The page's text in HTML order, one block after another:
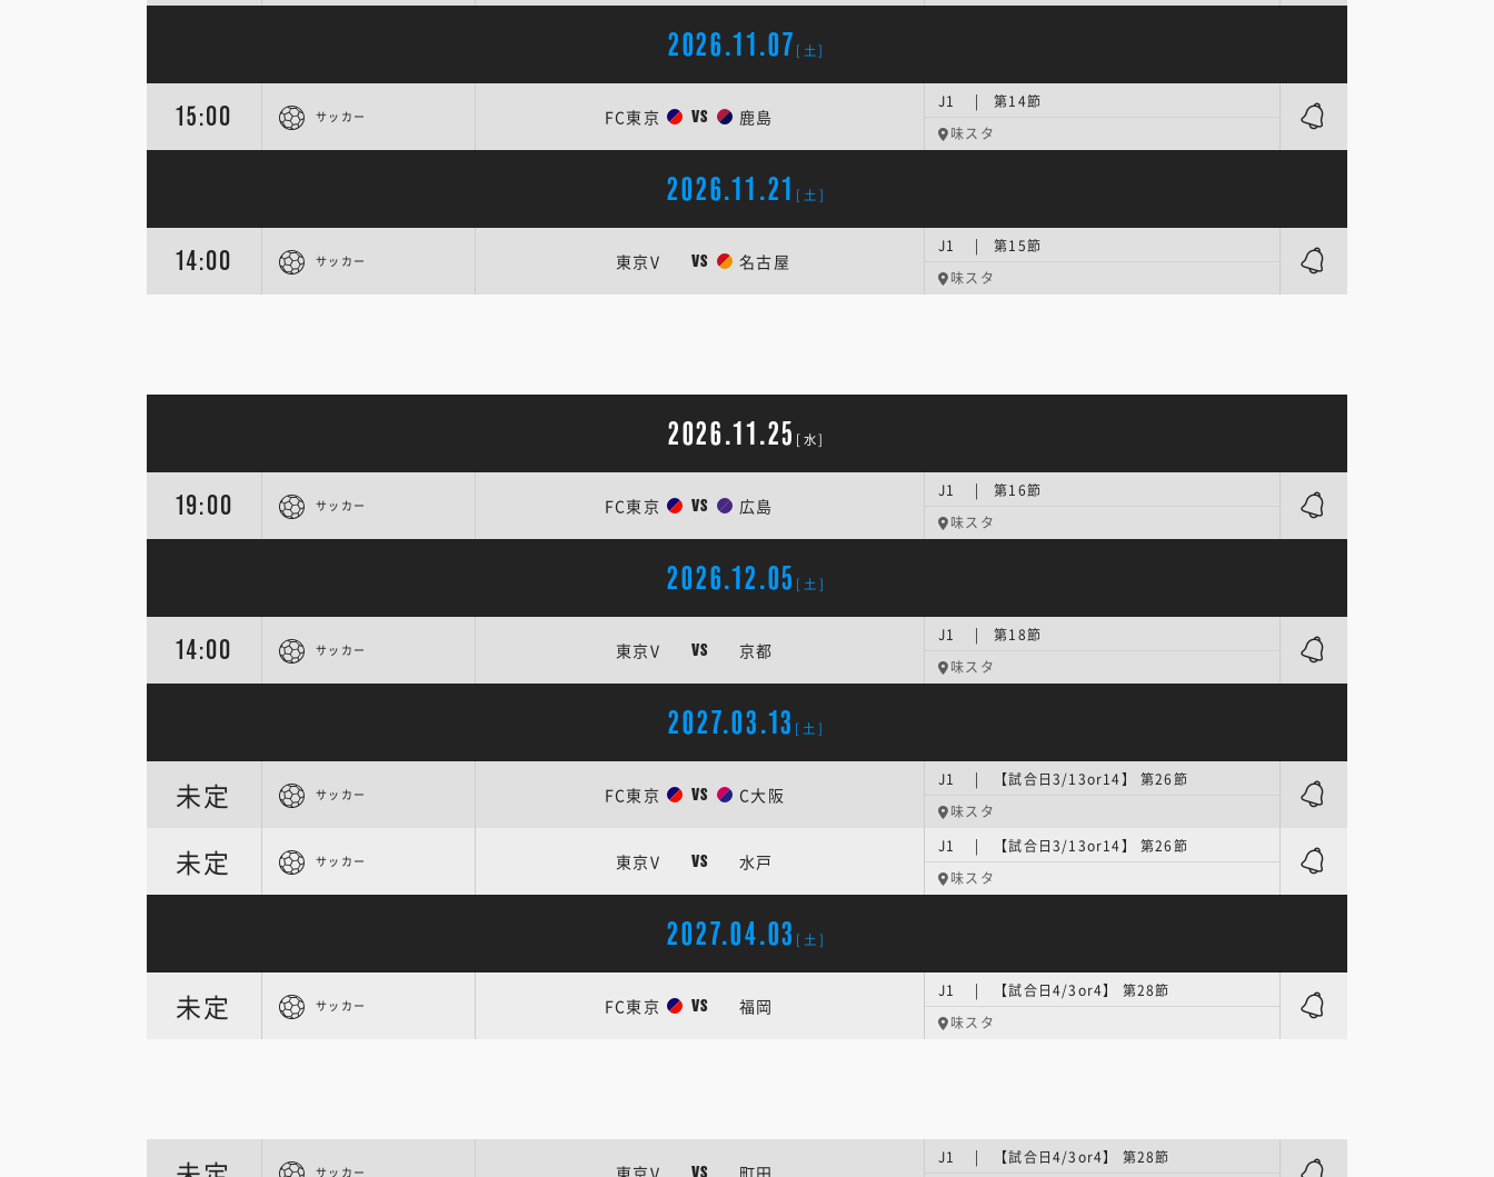
2026.11.07 [土]
15:00 サッカー FC東京 VS 鹿島
J1 | 第14節
味スタ
2026.11.21 [土]
14:00 サッカー 東京V VS 名古屋
J1 | 第15節
味スタ
2026.11.25 [水]
19:00 サッカー FC東京 VS 広島
J1 | 第16節
味スタ
2026.12.05 [土]
14:00 サッカー 東京V VS 京都
J1 | 第18節
味スタ
2027.03.13 [土]
未定 サッカー FC東京 VS C大阪
J1 | 【試合日3/13or14】 第26節
味スタ
未定 サッカー 東京V VS 水戸
J1 | 【試合日3/13or14】 第26節
味スタ
2027.04.03 [土]
未定 サッカー FC東京 VS 福岡
J1 | 【試合日4/3or4】 第28節
味スタ
サッカー 東京V VS 町田
J1 | 【試合日4/3or4】 第28節